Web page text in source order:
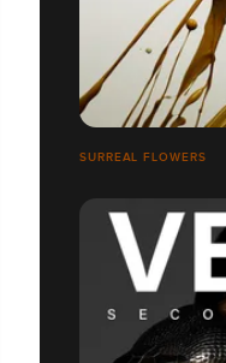
SURREAL FLOWERS